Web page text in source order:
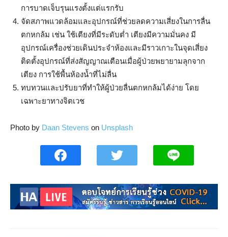
การบาดเจ็บรุนแรงตั้งแต่แรกรับ
จัดสภาพแวดล้อมและอุปกรณ์ที่ช่วยลดความเสี่ยงในการลื่น
ตกหกล้ม เช่น ใช้เตียงที่มีระดับต่ำ เตียงมีความมั่นคง มี
อุปกรณ์เครื่องช่วยเดินประจำห้องและมีราวเกาะในจุดเสี่ยง
ติดตั้งอุปกรณ์ที่ส่งสัญญาณเตือนเมื่อผู้ป่วยพยายามลุกจาก
เตียง การใช้พื้นห้องน้ำที่ไม่ลื่น
ทบทวนและปรับยาที่ทำให้ผู้ป่วยลื่นตกหกล้มได้ง่าย โดย
เฉพาะยาทางจิตเวช
Photo by Daan Stevens on Unsplash